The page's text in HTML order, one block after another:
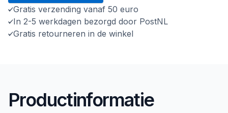
Gratis verzending vanaf 50 euro
In 2-5 werkdagen bezorgd door PostNL
Gratis retourneren in de winkel
Productinformatie